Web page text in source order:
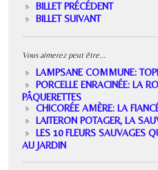
BILLET PRÉCÉDENT
BILLET SUIVANT
Vous aimerez peut être...
LAMPSANE COMMUNE:
PORCELLE ENRACINÉE: LA
PÂQUERETTES
CHICORÉE AMÈRE: LA
LAITERON POTAGER, LA
LES 10 FLEURS SAUVAGES
AU JARDIN